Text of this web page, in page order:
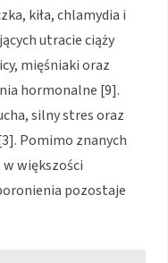
kiła, chlamydia i
utracie ciąży
mięśniaki oraz
hormonalne [9].
silny stres oraz
Pomimo znanych
większości
pozostaje